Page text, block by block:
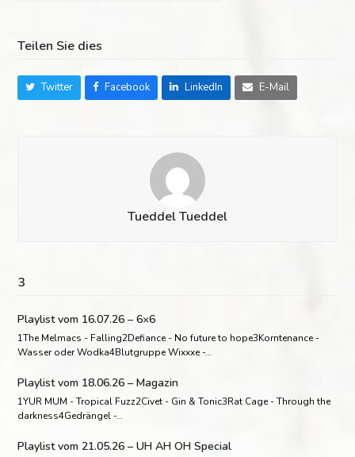
Teilen Sie dies
Twitter Facebook LinkedIn E-Mail
Tueddel Tueddel
3
Playlist vom 16.07.26 – 6×6
1The Melmacs - Falling2Defiance - No future to hope3Korntenance -
Wasser oder Wodka4Blutgruppe Wixxxe -…
Playlist vom 18.06.26 – Magazin
1YUR MUM - Tropical Fuzz2Civet - Gin & Tonic3Rat Cage - Through the
darkness4Gedrängel -…
Playlist vom 21.05.26 – UH AH OH Special